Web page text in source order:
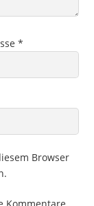
*
Browser